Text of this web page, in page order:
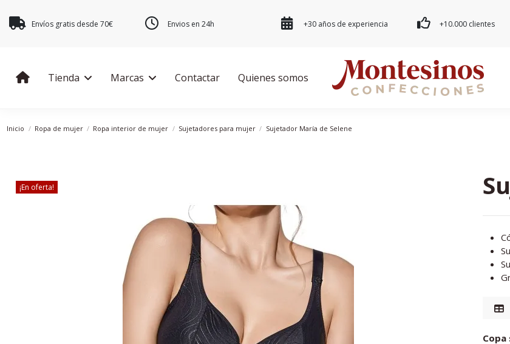
Envíos gratis desde 70€ Envios en 24h +30 años de experiencia +10.000 clientes
Tienda Marcas Contactar Quienes somos
Inicio Ropa de mujer Ropa interior de mujer Sujetadores para mujer Sujetador María de Selene
¡En oferta!